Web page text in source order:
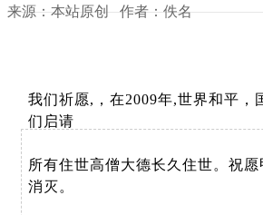
来源：本站原创 作者：佚名
我们祈愿,，在2009年,世界和平
们启请
所有住世高僧大德长久住世。祝
消灭。